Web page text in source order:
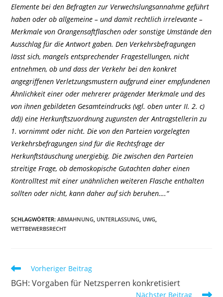
Elemente bei den Befragten zur Verwechslungsannahme geführt
haben oder ob allgemeine – und damit rechtlich irrelevante –
Merkmale von Orangensaftflaschen oder sonstige Umstände den
Ausschlag für die Antwort gaben. Den Verkehrsbefragungen
lässt sich, mangels entsprechender Fragestellungen, nicht
entnehmen, ob und dass der Verkehr bei den konkret
angegriffenen Verletzungsmustern aufgrund einer empfundenen
Ähnlichkeit einer oder mehrerer prägender Merkmale und des
von ihnen gebildeten Gesamteindrucks (vgl. oben unter II. 2. c)
dd)) eine Herkunftszuordnung zugunsten der Antragstellerin zu
1. vornimmt oder nicht. Die von den Parteien vorgelegten
Verkehrsbefragungen sind für die Rechtsfrage der
Herkunftstäuschung unergiebig. Die zwischen den Parteien
streitige Frage, ob demoskopische Gutachten daher einen
Kontrolltest mit einer unähnlichen weiteren Flasche enthalten
sollten oder nicht, kann daher auf sich beruhen….“
SCHLAGWÖRTER:ABMAHNUNG, UNTERLASSUNG, UWG,
WETTBEWERBSRECHT
Weitere
ansehen
Vorheriger Beitrag
BGH: Vorgaben für Netzsperren konkretisiert
Nächster Beitrag